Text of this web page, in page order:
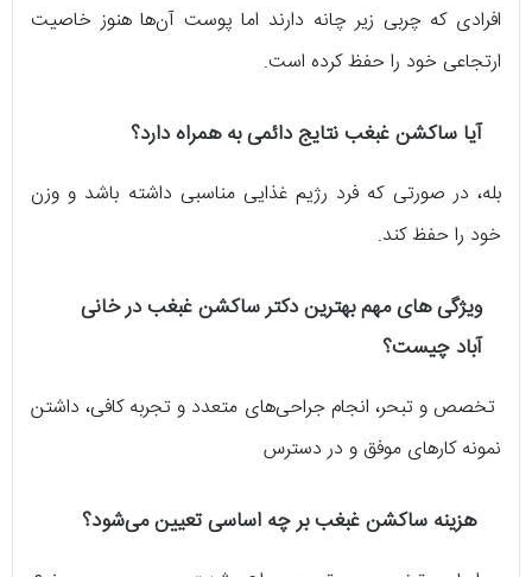
افرادی که چربی زیر چانه دارند اما پوست آن‌ها هنوز خاصیت
ارتجاعی خود را حفظ کرده است.
آیا ساکشن غبغب نتایج دائمی به همراه دارد؟
بله، در صورتی که فرد رژیم غذایی مناسبی داشته باشد و وزن
خود را حفظ کند.
ویژگی های مهم بهترین دکتر ساکشن غبغب در خانی
آباد چیست؟
تخصص و تبحر، انجام جراحی‌های متعدد و تجربه کافی، داشتن
نمونه کارهای موفق و در دسترس
هزینه ساکشن غبغب بر چه اساسی تعیین می‌شود؟